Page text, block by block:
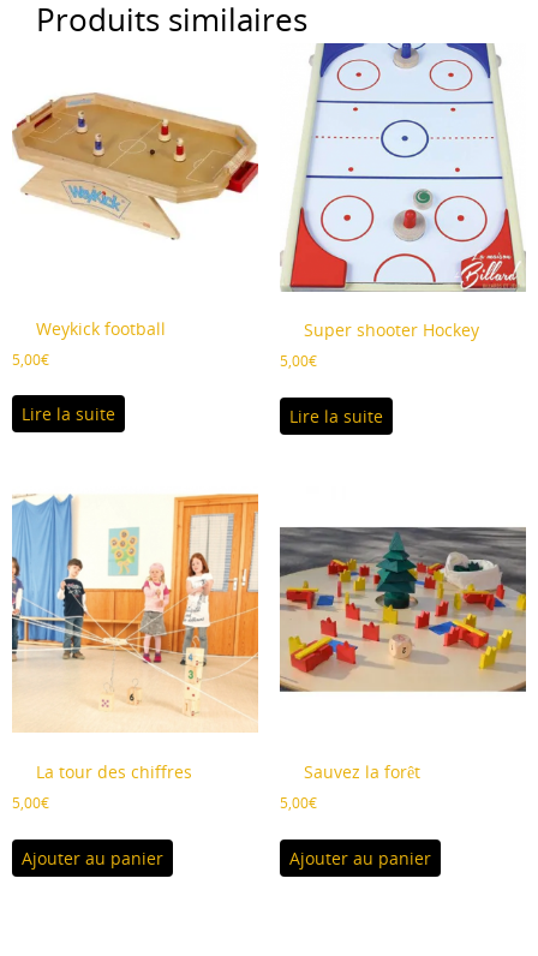
peuvent
être
choisies
sur
page
du
produit
Produits similaires
Weykick football
5,00€
Lire la suite
Super shooter Hockey
5,00€
Lire la suite
La tour des chiffres
5,00€
Ajouter au panier
Sauvez la forêt
5,00€
Ajouter au panier